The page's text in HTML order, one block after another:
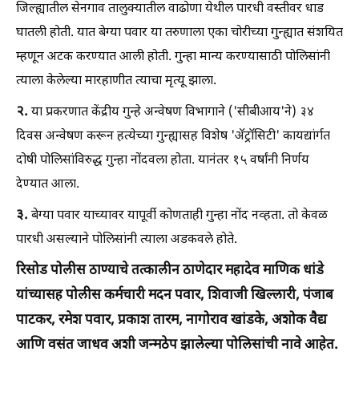
जिल्ह्यातील सेनगाव तालुक्यातील वाढोणा येथील पारधी वस्तीवर धाड
घातली होती. यात बेग्या पवार या तरुणाला एका चोरीच्या गुन्ह्यात संशयित
म्हणून अटक करण्यात आली होती. गुन्हा मान्य करण्यासाठी पोलिसांनी
त्याला केलेल्या मारहाणीत त्याचा मृत्यू झाला.
२. या प्रकरणात केंद्रीय गुन्हे अन्वेषण विभागाने ('सीबीआय'ने) ३४
दिवस अन्वेषण करून हत्येच्या गुन्ह्यासह विशेष 'ॲट्रॉसिटी' कायद्यांर्गत
दोषी पोलिसांविरुद्ध गुन्हा नोंदवला होता. यानंतर १५ वर्षांनी निर्णय
देण्यात आला.
३. बेग्या पवार याच्यावर यापूर्वी कोणताही गुन्हा नोंद नव्हता. तो केवळ
पारधी असल्याने पोलिसांनी त्याला अडकवले होते.
रिसोड पोलीस ठाण्याचे तत्कालीन ठाणेदार महादेव माणिक धांडे
यांच्यासह पोलीस कर्मचारी मदन पवार, शिवाजी खिल्लारी, पंजाब
पाटकर, रमेश पवार, प्रकाश तारम, नागोराव खांडके, अशोक वैद्य
आणि वसंत जाधव अशी जन्मठेप झालेल्या पोलिसांची नावे आहेत.